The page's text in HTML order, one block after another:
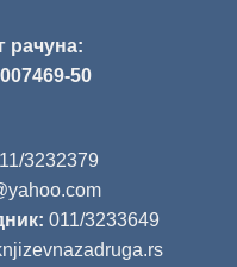
рачуна:
50
3232379
011/3233649